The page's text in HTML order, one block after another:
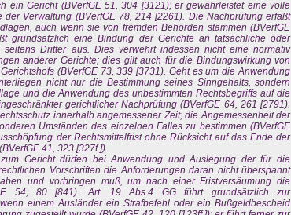
ein Gericht (BVerfGE 51, 304 [3121); er gewährleistet eine volle
der Verwaltung (BVerfGE 78, 214 [2261). Die Nachprüfung erfaßt
auch wenn sie von fremden Behörden stammen (BVerfGE
grundsätzlich eine Bindung der Gerichte an tatsächliche oder
Dritter aus. Dies verwehrt indessen nicht eine normativ
anderer Gerichte; dies gilt auch für die Bindungswirkung von
(BVerfGE 73, 339 [3731). Geht es um die Anwendung
nicht nur die Bestimmung seines Sinngehalts, sondern
und die Anwendung des unbestimmten Rechtsbegriffs auf die
gerichtlicher Nachprüfung (BVerfGE 64, 261 [2791).
innerhalb angemessener Zeit; die Angemessenheit der
Umständen des einzelnen Falles zu bestimmen (BVerfGE
der Rechtsmittelfrist ohne Rücksicht auf das Ende der
41, 323 [327f.]).
Gericht dürfen bei Anwendung und Auslegung der für die
Vorschriften die Anforderungen daran nicht überspannt
und vorbringen muß, um nach einer Fristversäumung die
54, 80 [841). Art. 19 Abs.4 GG führt grundsätzlich zur
einem Ausländer ein Strafbefehl oder ein Bußgeldbescheid